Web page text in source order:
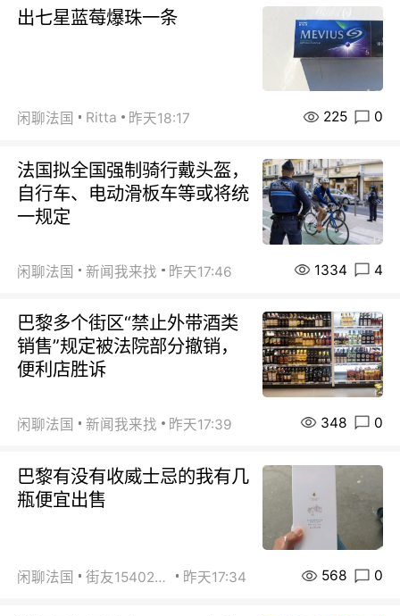
出七星蓝莓爆珠一条
闲聊法国 Ritta 昨天18:17 225 0
法国拟全国强制骑行戴头盔，
自行车、电动滑板车等或将统
一规定
闲聊法国 新闻我来找 昨天17:46 1334 4
巴黎多个街区“禁止外带酒类
销售”规定被法院部分撤销，
便利店胜诉
闲聊法国 新闻我来找 昨天17:39 348 0
巴黎有没有收威士忌的我有几
瓶便宜出售
闲聊法国 街友15402223 昨天17:34 568 0